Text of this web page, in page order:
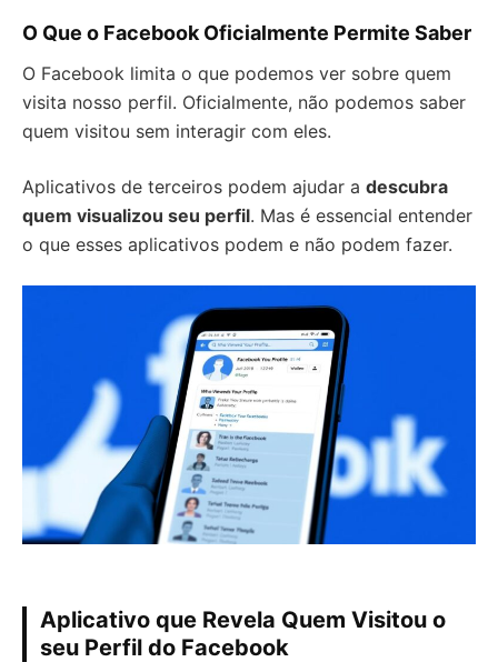
O Que o Facebook Oficialmente Permite Saber
O Facebook limita o que podemos ver sobre quem
visita nosso perfil. Oficialmente, não podemos saber
quem visitou sem interagir com eles.
Aplicativos de terceiros podem ajudar a descubra
quem visualizou seu perfil. Mas é essencial entender
o que esses aplicativos podem e não podem fazer.
Aplicativo que Revela Quem Visitou o
seu Perfil do Facebook